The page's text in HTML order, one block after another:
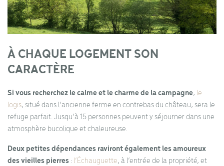
À CHAQUE LOGEMENT SON
CARACTÈRE
Si vous recherchez le calme et le charme de la campagne, le
logis, situé dans l’ancienne ferme en contrebas du château, sera le
refuge parfait. Jusqu’à 15 personnes peuvent y séjourner dans une
atmosphère bucolique et chaleureuse.
Deux petites dépendances raviront également les amoureux
des vieilles pierres : l’Échauguette, à l’entrée de la propriété, et